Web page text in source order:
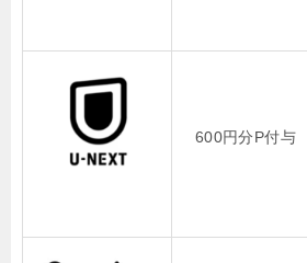
600円分P付与